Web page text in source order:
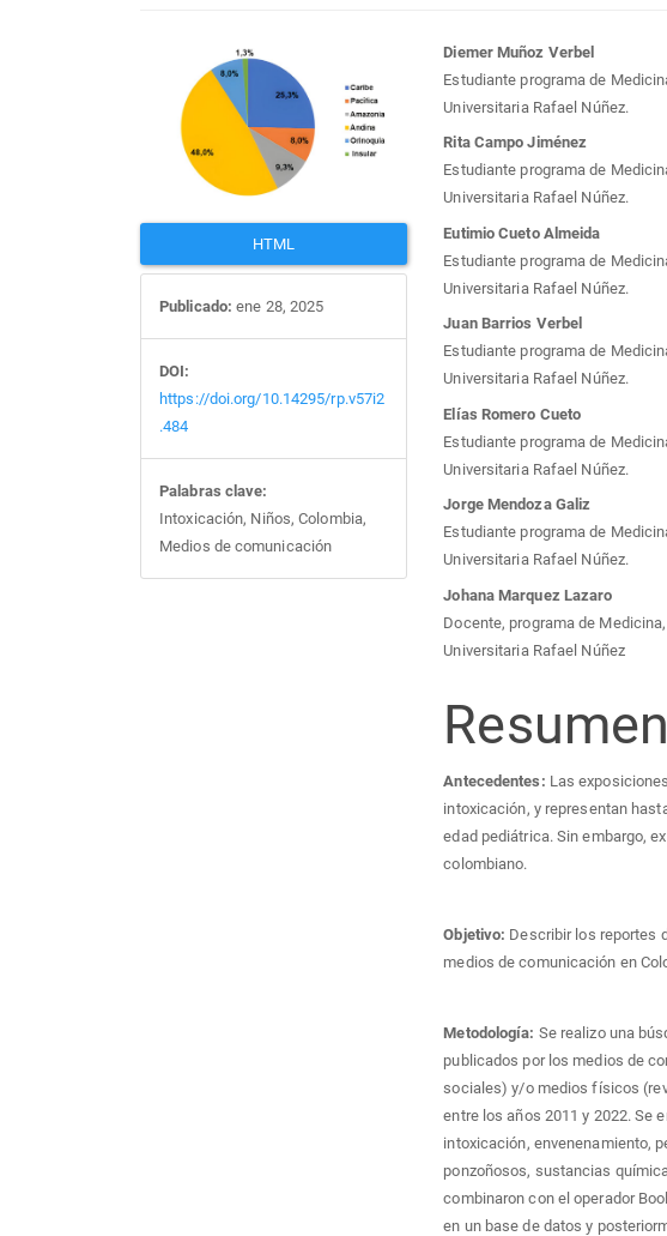
Barra
lateral
del
artículo
HTML
Publicado: ene 28, 2025
DOI:
https://doi.org/10.14295/rp.v57i2
.484
Palabras clave:
Intoxicación, Niños, Colombia,
Medios de comunicación
principal
del
artículo
Diemer Muñoz Verbel
Estudiante programa de
Universitaria Rafael Núñez.
Rita Campo Jiménez
Estudiante programa de
Universitaria Rafael Núñez.
Eutimio Cueto Almeida
Estudiante programa de
Universitaria Rafael Núñez.
Juan Barrios Verbel
Estudiante programa de
Universitaria Rafael Núñez.
Elías Romero Cueto
Estudiante programa de
Universitaria Rafael Núñez.
Jorge Mendoza Galiz
Estudiante programa de
Universitaria Rafael Núñez.
Johana Marquez Lazaro
Docente, programa de
Universitaria Rafael Núñez
Resumen
Antecedentes: Las
intoxicación, y representan
edad pediátrica. Sin embargo,
colombiano.
Objetivo: Describir los reportes
medios de comunicación en
Metodología: Se realizo una
publicados por los medios de
sociales) y/o medios físicos
entre los años 2011 y 2022. Se
intoxicación, envenenamiento,
ponzoñosos, sustancias
combinaron con el operador
en un base de datos y